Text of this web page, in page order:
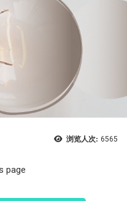
浏览人次: 6565
page